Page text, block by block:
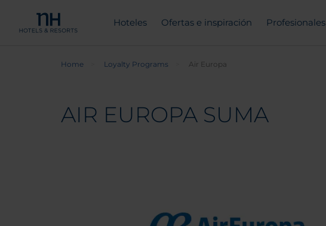
Hoteles Ofertas e inspiración Profesionales
Home Loyalty Programs Air Europa
AIR EUROPA SUMA